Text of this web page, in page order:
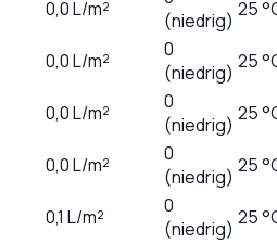
0,0L/m²
(niedrig) 25
0,0L/m²
0
(niedrig) 25
0,0L/m²
0
(niedrig) 25
0,0L/m²
0
(niedrig) 25
0,1 L/m²
0
(niedrig) 25